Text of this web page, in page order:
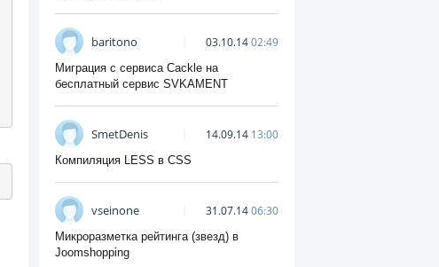
baritono 03.10.1402:49
Миграция с сервиса Cackle на
бесплатный сервис SVKAMENT
SmetDenis 14.09.14 13:00
Компиляция LESS в CSS
vseinone 31.07.1406:30
Микроразметка рейтинга (звезд) в
Joomshopping